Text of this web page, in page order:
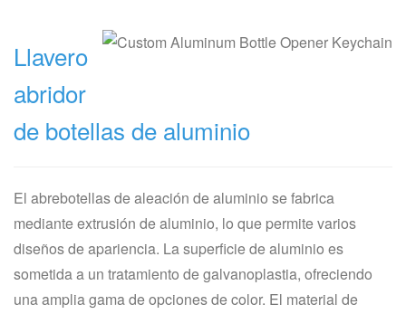
Llavero
abridor
de botellas de aluminio
El abrebotellas de aleación de aluminio se fabrica
mediante extrusión de aluminio, lo que permite varios
diseños de apariencia. La superficie de aluminio es
sometida a un tratamiento de galvanoplastia, ofreciendo
una amplia gama de opciones de color. El material de